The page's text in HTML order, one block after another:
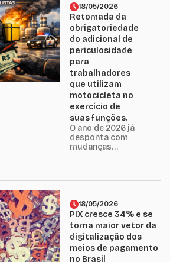
consolidou
entendimento
favorável ao
comércio ao
reconhecer a
legalidade da
prática de venda
parcelada “sem
juros” pelo
mesmo valor da
venda à vista....
18/05/2026
Retomada da
obrigatoriedade
do adicional de
periculosidade
para
trabalhadores
que utilizam
motocicleta no
exercício de
suas funções.
O ano de 2026 já
desponta com
mudanças
ambiente
econômico ainda
instável exigirão
dos
empregadores
planejamento,
18/05/2026
PIX cresce 34% e se
torna maior vetor da
digitalização dos
meios de pagamento
no Brasil